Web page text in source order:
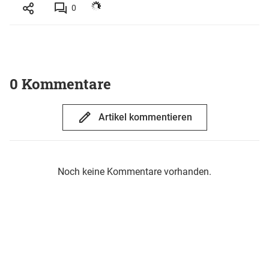
0
0 Kommentare
Artikel kommentieren
Noch keine Kommentare vorhanden.